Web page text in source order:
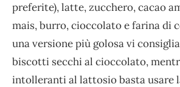
preferite), latte, zucchero, cacao
mais, burro, cioccolato e farina di
una versione più golosa vi
biscotti secchi al cioccolato,
intolleranti al lattosio basta usare